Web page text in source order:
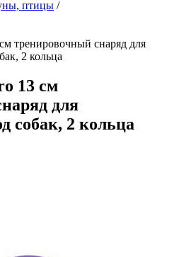
птицы /
тренировочный снаряд для
2 кольца
13 см
для
собак, 2 кольца